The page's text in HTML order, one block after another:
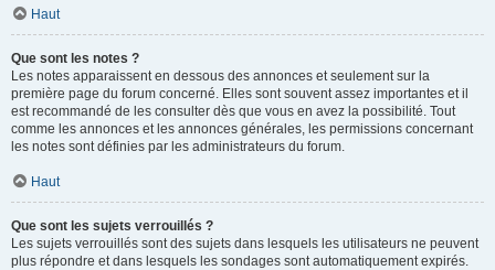
Haut
Que sont les notes ?
Les notes apparaissent en dessous des annonces et seulement sur la
première page du forum concerné. Elles sont souvent assez importantes et il
est recommandé de les consulter dès que vous en avez la possibilité. Tout
comme les annonces et les annonces générales, les permissions concernant
les notes sont définies par les administrateurs du forum.
Haut
Que sont les sujets verrouillés ?
Les sujets verrouillés sont des sujets dans lesquels les utilisateurs ne peuvent
plus répondre et dans lesquels les sondages sont automatiquement expirés.